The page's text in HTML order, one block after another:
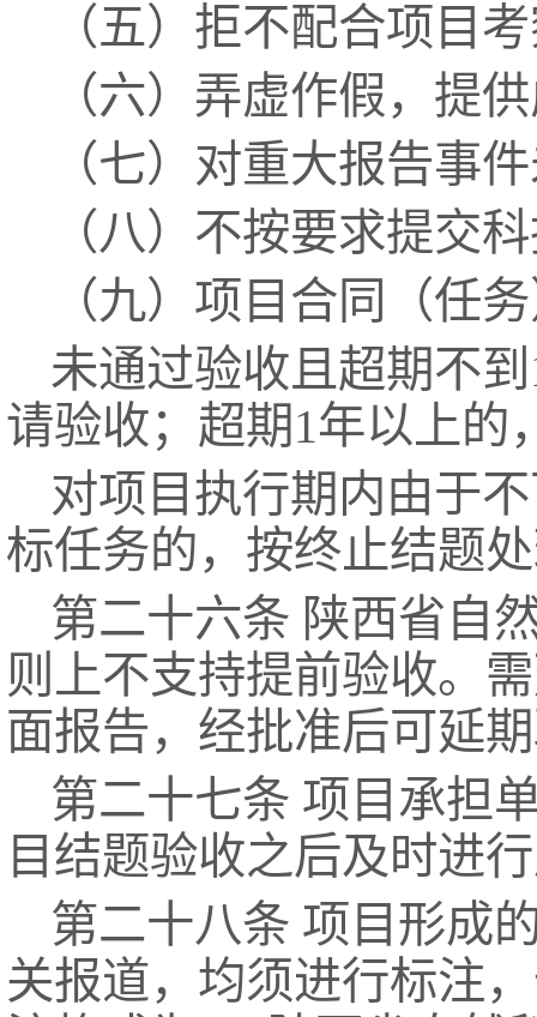
（五）拒不配合项目
（六）弄虚作假，提
（七）对重大报告事
（八）不按要求提交
（九）项目合同（任
未通过验收且超期不
请验收；超期1年以上的
对项目执行期内由于
标任务的，按终止结题
第二十六条 陕西省自
则上不支持提前验收。
面报告，经批准后可延
第二十七条 项目承担
目结题验收之后及时进
第二十八条 项目形成
关报道，均须进行标注